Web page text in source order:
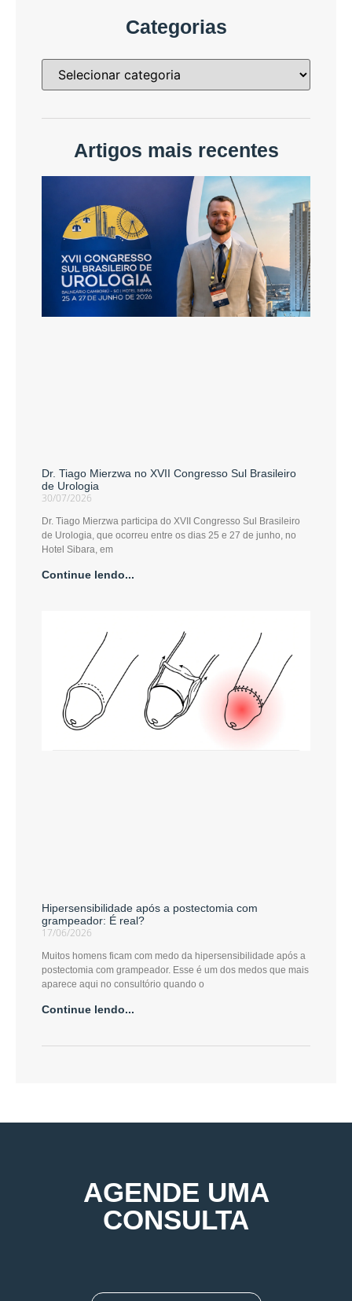
Categorias
Artigos mais recentes
Dr. Tiago Mierzwa no XVII Congresso Sul Brasileiro
de Urologia
30/07/2026
Dr. Tiago Mierzwa participa do XVII Congresso Sul Brasileiro
de Urologia, que ocorreu entre os dias 25 e 27 de junho, no
Hotel Sibara, em
Continue lendo...
Hipersensibilidade após a postectomia com
grampeador: É real?
17/06/2026
Muitos homens ficam com medo da hipersensibilidade após a
postectomia com grampeador. Esse é um dos medos que mais
aparece aqui no consultório quando o
Continue lendo...
AGENDE UMA
CONSULTA